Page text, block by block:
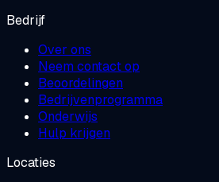
Bedrijf
Over ons
Neem contact op
Beoordelingen
Bedrijvenprogramma
Onderwijs
Hulp krijgen
Locaties